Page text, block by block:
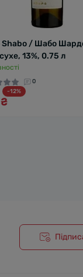
Shabo / Шабо
13%, 0.75 л
0
-12%